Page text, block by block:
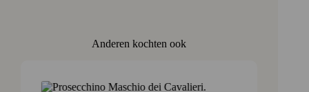
Anderen kochten ook